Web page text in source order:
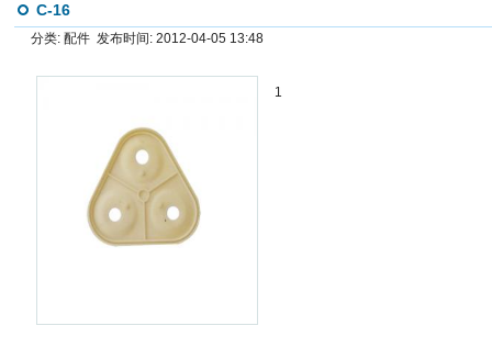
C-16
分类: 配件 发布时间: 2012-04-05 13:48
1